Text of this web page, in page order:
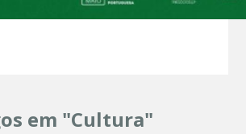
em "Cultura"